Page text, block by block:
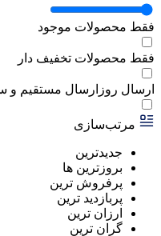
فقط محصولات موجود
فقط محصولات تخفیف دار
ارسال روز ارسال مستقیم و
مرتب‌سازی
جدیدترین
بروزترین ها
پرفروش ترین
پربازدید ترین
ارزان ترین
گران ترین